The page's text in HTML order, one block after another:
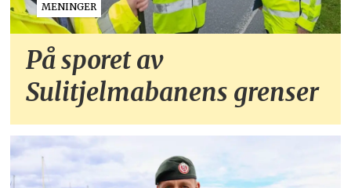
MENINGER
På sporet av
Sulitjelmabanens grenser